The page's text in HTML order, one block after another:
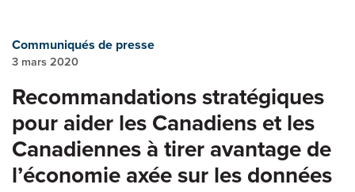
Communiqués de presse
3 mars 2020
Recommandations stratégiques
pour aider les Canadiens et les
Canadiennes à tirer avantage de
l’économie axée sur les données